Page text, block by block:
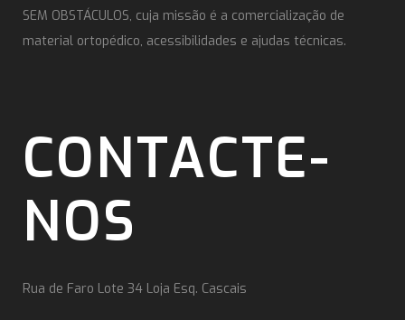
SEM OBSTÁCULOS, cuja missão é a comercialização de
material ortopédico, acessibilidades e ajudas técnicas.
CONTACTE-
NOS
Rua de Faro Lote 34 Loja Esq. Cascais